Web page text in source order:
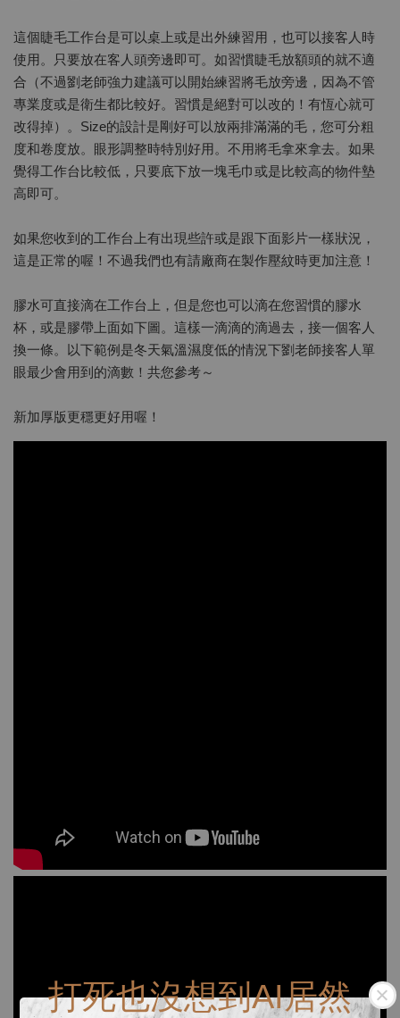
打死也沒想到AI居然
這個睫毛工作台是可以桌上或是出外練習用，也可以接客人時
使用。只要放在客人頭旁邊即可。如習慣睫毛放額頭的就不適
合（不過劉老師強力建議可以開始練習將毛放旁邊，因為不管
專業度或是衛生都比較好。習慣是絕對可以改的！有恆心就可
改得掉）。Size的設計是剛好可以放兩排滿滿的毛，您可分粗
度和卷度放。眼形調整時特別好用。不用將毛拿來拿去。如果
覺得工作台比較低，只要底下放一塊毛巾或是比較高的物件墊
高即可。
如果您收到的工作台上有出現些許或是跟下面影片一樣狀況，
這是正常的喔！不過我們也有請廠商在製作壓紋時更加注意！
膠水可直接滴在工作台上，但是您也可以滴在您習慣的膠水
杯，或是膠帶上面如下圖。這樣一滴滴的滴過去，接一個客人
換一條。以下範例是冬天氣溫濕度低的情況下劉老師接客人單
眼最少會用到的滴數！共您參考～
新加厚版更穩更好用喔！